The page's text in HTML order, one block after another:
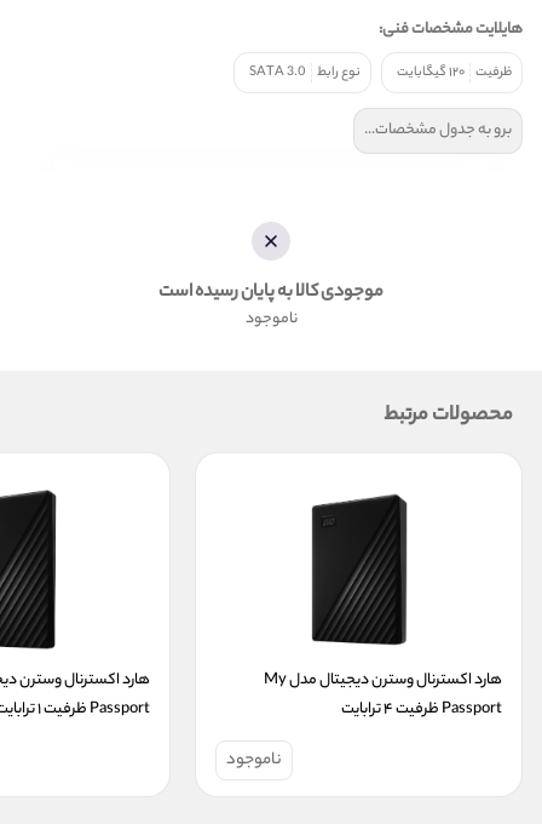
هایلایت مشخصات فنی:
ظرفیت ۱۲۰ گیگابایت نوع رابط SATA 3.0
برو به جدول مشخصات...
موجودی کالا به پایان رسیده است
ناموجود
محصولات مرتبط
Passport ظرفیت ۴ ترابایت
ناموجود
Passport ظرفیت ۱ ترابایت